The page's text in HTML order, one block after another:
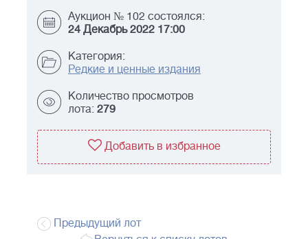
Аукцион № 102 состоялся:
24 Декабрь 2022 17:00
Категория:
Редкие и ценные издания
Количество просмотров
лота: 279
Добавить в избранное
Предыдущий лот